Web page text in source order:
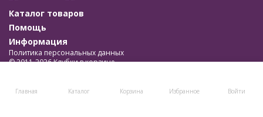
Главная Каталог Корзина Избранное Войти
Каталог товаров
Помощь
Информация
Политика персональных данных
© 2011-2026 Клубки в корзине